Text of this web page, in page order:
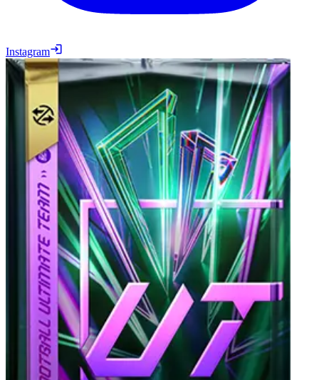
Instagram